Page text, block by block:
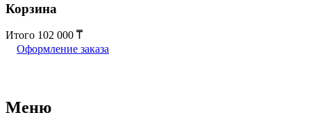
Корзина
Итого 102 000
Оформление заказа
Меню